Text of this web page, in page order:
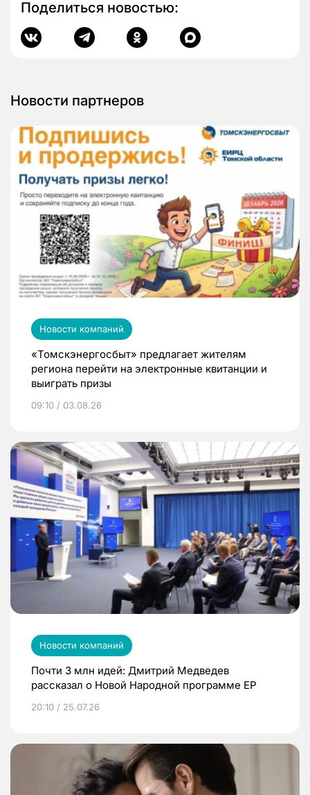
Поделиться новостью:
Новости партнеров
Новости компаний
«Томскэнергосбыт» предлагает жителям
региона перейти на электронные квитанции и
выиграть призы
09:10 / 03.08.26
Новости компаний
Почти 3 млн идей: Дмитрий Медведев
рассказал о Новой Народной программе ЕР
20:10 / 25.07.26